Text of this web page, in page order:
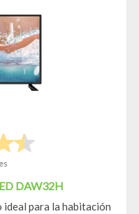
DAW32H
para la habitación